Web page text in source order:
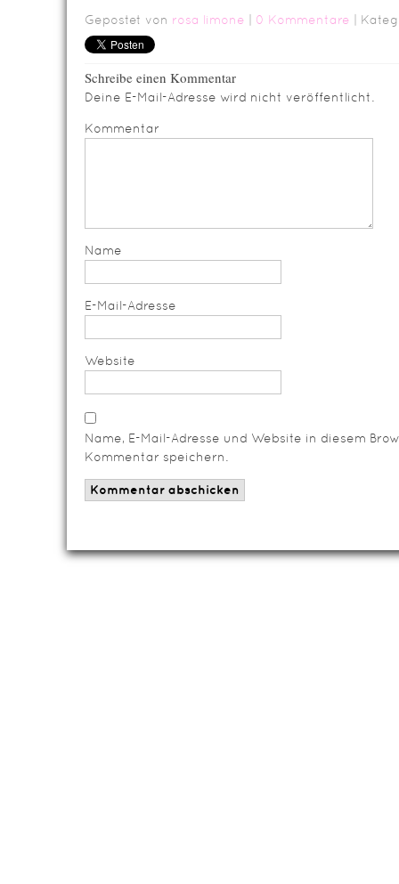
Gepostet von rosa limone 0 Kommentare |
Schreibe einen Kommentar
Deine E-Mail-Adresse wird nicht veröffentlicht.
Kommentar
Name
E-Mail-Adresse
Website
Name, E-Mail-Adresse und Website in diesem
Kommentar speichern.